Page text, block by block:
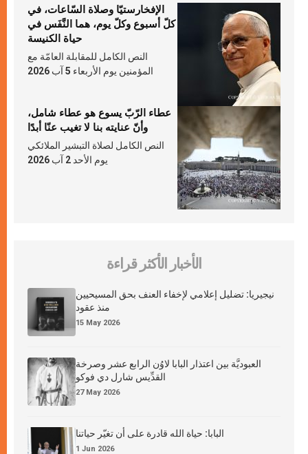
الإفخارستيّا وصلاة السّاعات، في
كلّ أسبوع وكلّ يوم، هما النَّفَس في
حياة الكنيسة
النص الكامل للمقابلة العامّة مع
المؤمنين يوم الأربعاء 5 آب 2026
عطاء الرّبّ يسوع هو عطاء شامل،
وأنّ عنايته بنا لا تغيب عنّا أبدًا
النص الكامل لصلاة التبشير الملائكي
يوم الأحد 2 آب 2026
الأخبار الأكثر قراءة
نيجيريا: تضليل إعلامي لإخفاء العنف بحق المسيحيين
منذ عقود
15 May 2026
العبوديَّة بين اعتذار البابا لاوُن الرابع عشر وصرخة
القدِّيس شارل دي فوكو
27 May 2026
البابا: حياة الله قادرة على أن تغيّر حياتنا
1 Jun 2026